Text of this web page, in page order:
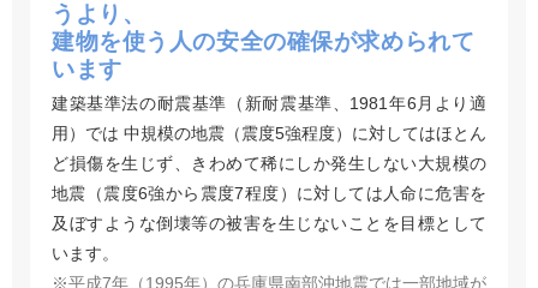
うより、
建物を使う人の安全の確保が求められて
います
建築基準法の耐震基準（新耐震基準、1981年6月より適
用）では 中規模の地震（震度5強程度）に対してはほとん
ど損傷を生じず、きわめて稀にしか発生しない大規模の
地震（震度6強から震度7程度）に対しては人命に危害を
及ぼすような倒壊等の被害を生じないことを目標として
います。
※平成7年（1995年）の兵庫県南部沖地震では一部地域が